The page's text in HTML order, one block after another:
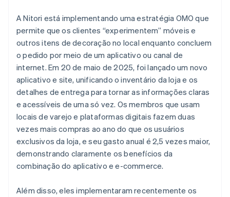
A Nitori está implementando uma estratégia OMO que
permite que os clientes “experimentem” móveis e
outros itens de decoração no local enquanto concluem
o pedido por meio de um aplicativo ou canal de
internet. Em 20 de maio de 2025, foi lançado um novo
aplicativo e site, unificando o inventário da loja e os
detalhes de entrega para tornar as informações claras
e acessíveis de uma só vez. Os membros que usam
locais de varejo e plataformas digitais fazem duas
vezes mais compras ao ano do que os usuários
exclusivos da loja, e seu gasto anual é 2,5 vezes maior,
demonstrando claramente os benefícios da
combinação do aplicativo e e-commerce.
Além disso, eles implementaram recentemente os